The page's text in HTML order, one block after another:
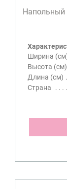
Напольный
Ширина
Высота (см)
Длина (см)
Страна